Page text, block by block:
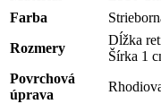
Farba
Rozmery
Dĺžka
Šírka 1
Povrchová
úprava